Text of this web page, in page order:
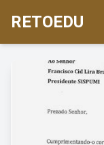
RETOEDU